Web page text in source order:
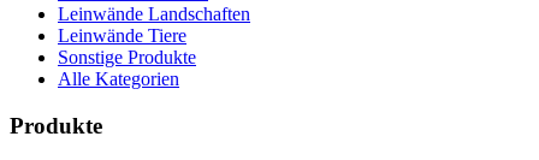
Leinwände Landschaften
Leinwände Tiere
Sonstige Produkte
Alle Kategorien
Produkte